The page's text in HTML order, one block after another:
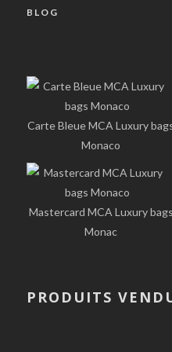
BLOG
Carte Bleue MCA Luxury
Monaco
Mastercard MCA Luxury bags
Monac
PRODUITS